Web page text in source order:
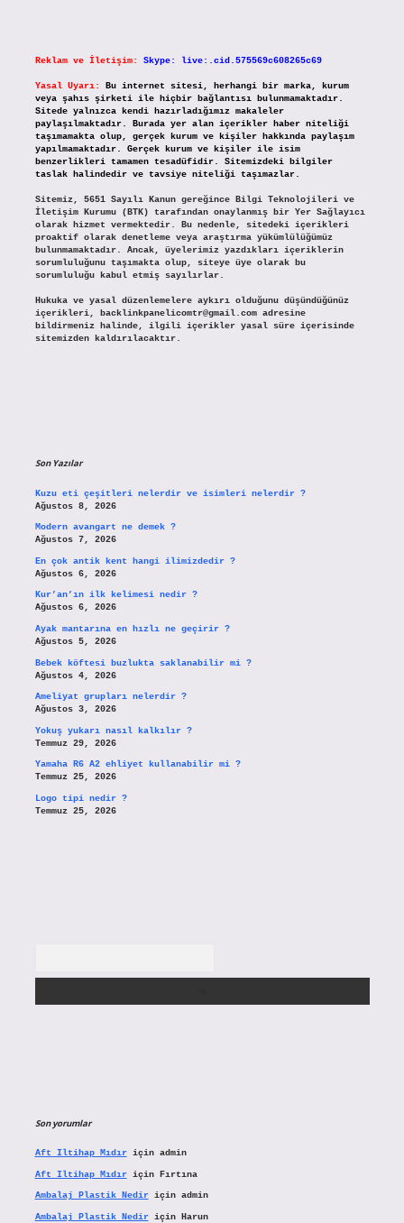
Reklam ve İletişim: Skype: live:.cid.575569c608265c69
Yasal Uyarı:
Bu internet sitesi, herhangi bir marka, kurum
veya şahıs şirketi ile hiçbir bağlantısı bulunmamaktadır.
Sitede yalnızca kendi hazırladığımız makaleler
paylaşılmaktadır. Burada yer alan içerikler haber niteliği
taşımamakta olup, gerçek kurum ve kişiler hakkında paylaşım
yapılmamaktadır. Gerçek kurum ve kişiler ile isim
benzerlikleri tamamen tesadüfidir. Sitemizdeki bilgiler
taslak halindedir ve tavsiye niteliği taşımazlar.
Sitemiz, 5651 Sayılı Kanun gereğince Bilgi Teknolojileri ve
İletişim Kurumu (BTK) tarafından onaylanmış bir Yer Sağlayıcı
olarak hizmet vermektedir. Bu nedenle, sitedeki içerikleri
proaktif olarak denetleme veya araştırma yükümlülüğümüz
bulunmamaktadır. Ancak, üyelerimiz yazdıkları içeriklerin
sorumluluğunu taşımakta olup, siteye üye olarak bu
sorumluluğu kabul etmiş sayılırlar.
Hukuka ve yasal düzenlemelere aykırı olduğunu düşündüğünüz
içerikleri,
backlinkpanelicomtr@gmail.comadresine
bildirmeniz halinde, ilgili içerikler yasal süre içerisinde
sitemizden kaldırılacaktır.
Son Yazılar
Kuzu eti çeşitleri nelerdir ve isimleri nelerdir ?
Ağustos 8, 2026
Modern avangart ne demek ?
Ağustos 7, 2026
En çok antik kent hangi ilimizdedir ?
Ağustos 6, 2026
Kur’an’ın ilk kelimesi nedir ?
Ağustos 6, 2026
Ayak mantarına en hızlı ne geçirir ?
Ağustos 5, 2026
Bebek köftesi buzlukta saklanabilir mi ?
Ağustos 4, 2026
Ameliyat grupları nelerdir ?
Ağustos 3, 2026
Yokuş yukarı nasıl kalkılır ?
Temmuz 29, 2026
Yamaha R6 A2 ehliyet kullanabilir mi ?
Temmuz 25, 2026
Logo tipi nedir ?
Temmuz 25, 2026
Son yorumlar
Aft Iltihap Mıdıriçin admin
Aft Iltihap Mıdıriçin Fırtına
Ambalaj Plastik Nediriçin admin
Ambalaj Plastik Nediriçin Harun